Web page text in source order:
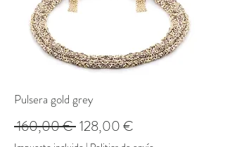
Pulsera gold grey
160,00 € Precio
128,00 €